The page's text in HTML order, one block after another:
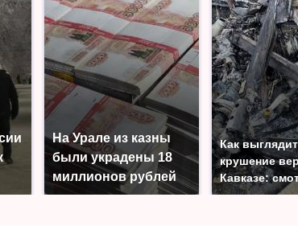
На Урале из казны
были украдены 18
миллионов рублей
Как
крушение
Кавказе: